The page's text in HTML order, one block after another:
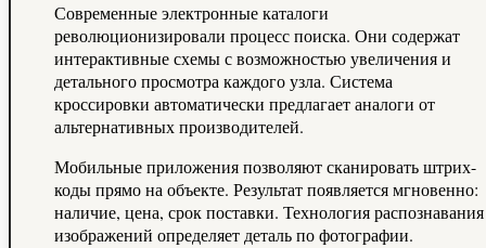
Современные электронные каталоги
революционизировали процесс поиска. Они содержат
интерактивные схемы с возможностью увеличения и
детального просмотра каждого узла. Система
кроссировки автоматически предлагает аналоги от
альтернативных производителей.
Мобильные приложения позволяют сканировать штрих-
коды прямо на объекте. Результат появляется мгновенно:
наличие, цена, срок поставки. Технология распознавания
изображений определяет деталь по фотографии.